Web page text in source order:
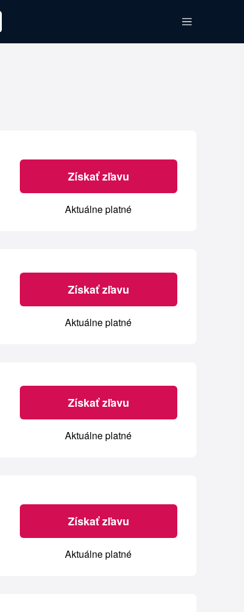
Získať zľavu
Aktuálne platné
Získať zľavu
Aktuálne platné
Získať zľavu
Aktuálne platné
Získať zľavu
Aktuálne platné